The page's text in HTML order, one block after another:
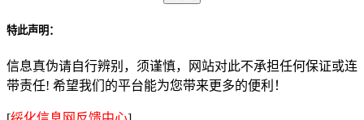
特此声明：
信息真伪请自行辨别，须谨慎，网站对此不承担任何保证或连
带责任! 希望我们的平台能为您带来更多的便利！